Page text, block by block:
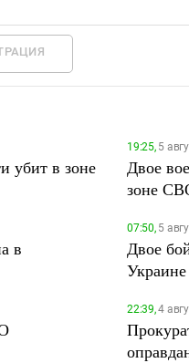
убит в зоне
19:25,5
Двое
зоне
в
07:50,5
Двое
Украине
22:39,4